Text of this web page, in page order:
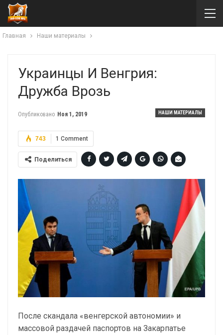
Главная Наши материалы
Украинцы И Венгрия:
Дружба Врозь
НАШИ МАТЕРИАЛЫ
Опубликовано Ноя 1, 2019
1 Comment
743
Поделиться
После скандала «венгерской автономии» и
массовой раздачей паспортов на Закарпатье